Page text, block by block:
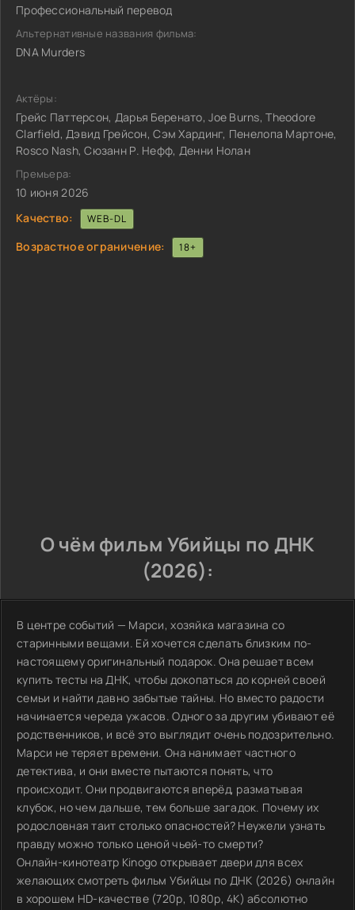
Профессиональный перевод
Альтернативные названия фильма:
DNA Murders
Актёры:
Грейс Паттерсон, Дарья Беренато, Joe Burns, Theodore
Clarfield, Дэвид Грейсон, Сэм Хардинг, Пенелопа Мартоне,
Rosco Nash, Сюзанн Р. Нефф, Денни Нолан
Премьера:
10 июня 2026
Качество:
WEB-DL
Возрастное ограничение: 18+
О чём фильм Убийцы по ДНК
(2026):
В центре событий — Марси, хозяйка магазина со
старинными вещами. Ей хочется сделать близким по-
настоящему оригинальный подарок. Она решает всем
купить тесты на ДНК, чтобы докопаться до корней своей
семьи и найти давно забытые тайны. Но вместо радости
начинается череда ужасов. Одного за другим убивают её
родственников, и всё это выглядит очень подозрительно.
Марси не теряет времени. Она нанимает частного
детектива, и они вместе пытаются понять, что
происходит. Они продвигаются вперёд, разматывая
клубок, но чем дальше, тем больше загадок. Почему их
родословная таит столько опасностей? Неужели узнать
правду можно только ценой чьей-то смерти?
Онлайн-кинотеатр Kinogo открывает двери для всех
желающих смотреть фильм Убийцы по ДНК (2026) онлайн
в хорошем HD-качестве (720p, 1080p, 4K) абсолютно